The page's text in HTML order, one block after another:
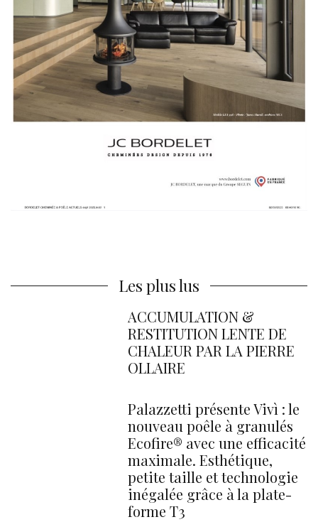
Les plus lus
ACCUMULATION &
RESTITUTION LENTE DE
CHALEUR PAR LA PIERRE
OLLAIRE
Palazzetti présente Vivì : le
nouveau poêle à granulés
Ecofire® avec une efficacité
maximale. Esthétique,
petite taille et technologie
inégalée grâce à la plate-
forme T3